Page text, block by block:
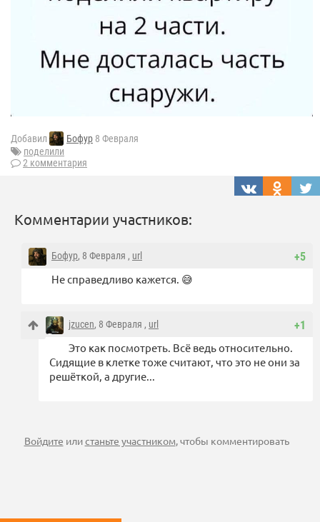
Добавил Бофур 8 Февраля
поделили
2 комментария
Комментарии участников:
+5
Бофур, 8 Февраля , url
Не справедливо кажется. 😅
+1
jzucen, 8 Февраля , url
Это как посмотреть. Всё ведь относительно.
Сидящие в клетке тоже считают, что это не они за
решёткой, а другие...
Войдите илистаньте участником, чтобы комментировать